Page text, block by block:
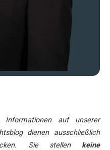
auf unserer
dienen ausschließlich
Sie stellen keine